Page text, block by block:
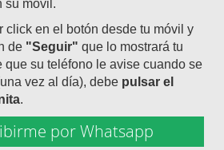
su móvil.
click en el botón desde tu móvil y
de "Seguir" que lo mostrará tu
que su teléfono le avise cuando se
vez al día), debe pulsar el
.
por Whatsapp